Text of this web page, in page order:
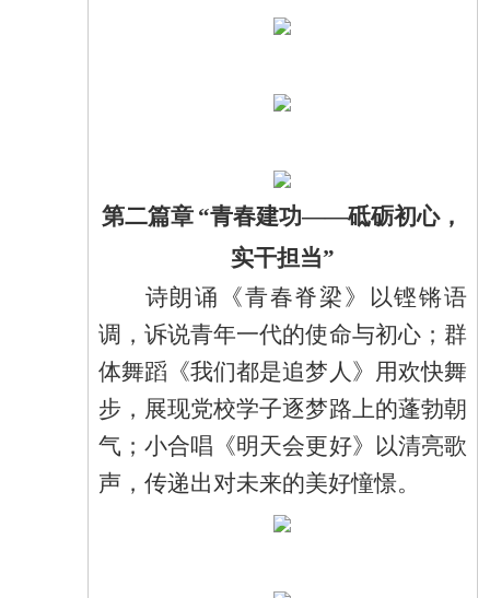
第二篇章 “青春建功——砥砺初心，
实干担当”
诗朗诵《青春脊梁》以铿锵语
调，诉说青年一代的使命与初心；群
体舞蹈《我们都是追梦人》用欢快舞
步，展现党校学子逐梦路上的蓬勃朝
气；小合唱《明天会更好》以清亮歌
声，传递出对未来的美好憧憬。